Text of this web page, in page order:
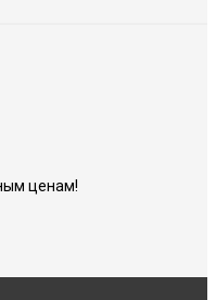
ценам!